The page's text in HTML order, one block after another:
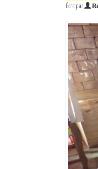
Connexion
Identifiant
Mot de passe
Écrit par